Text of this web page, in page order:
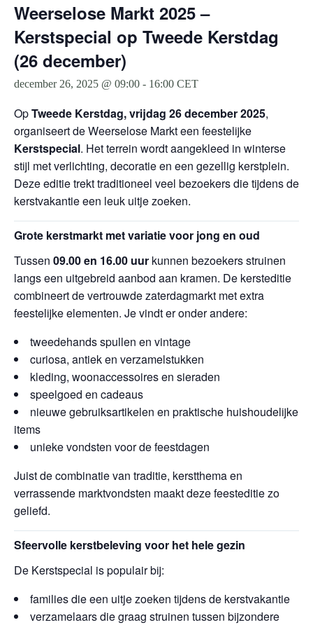
Weerselose Markt 2025 –
Kerstspecial op Tweede Kerstdag
(26 december)
december 26, 2025 @ 09:00 - 16:00 CET
OpTweede Kerstdag, vrijdag 26 december 2025,
organiseert de Weerselose Markt een feestelijke
Kerstspecial. Het terrein wordt aangekleed in winterse
stijl met verlichting, decoratie en een gezellig kerstplein.
Deze editie trekt traditioneel veel bezoekers die tijdens de
kerstvakantie een leuk uitje zoeken.
Grote kerstmarkt met variatie voor jong en oud
Tussen 09.00 en 16.00 uur kunnen bezoekers struinen
langs een uitgebreid aanbod aan kramen. De kersteditie
combineert de vertrouwde zaterdagmarkt met extra
feestelijke elementen. Je vindt er onder andere:
tweedehands spullen en vintage
curiosa, antiek en verzamelstukken
kleding, woonaccessoires en sieraden
speelgoed en cadeaus
nieuwe gebruiksartikelen en praktische huishoudelijke
items
unieke vondsten voor de feestdagen
Juist de combinatie van traditie, kerstthema en
verrassende marktvondsten maakt deze feesteditie zo
geliefd.
Sfeervolle kerstbeleving voor het hele gezin
De Kerstspecial is populair bij:
families die een uitje zoeken tijdens de kerstvakantie
verzamelaars die graag struinen tussen bijzondere